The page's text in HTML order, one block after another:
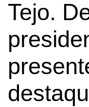
Tejo.